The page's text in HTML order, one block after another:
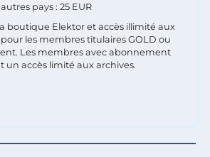
autres pays : 25 EUR
boutique Elektor et accès illimité aux
les membres titulaires GOLD ou
Les membres avec abonnement
un accès limité aux archives.